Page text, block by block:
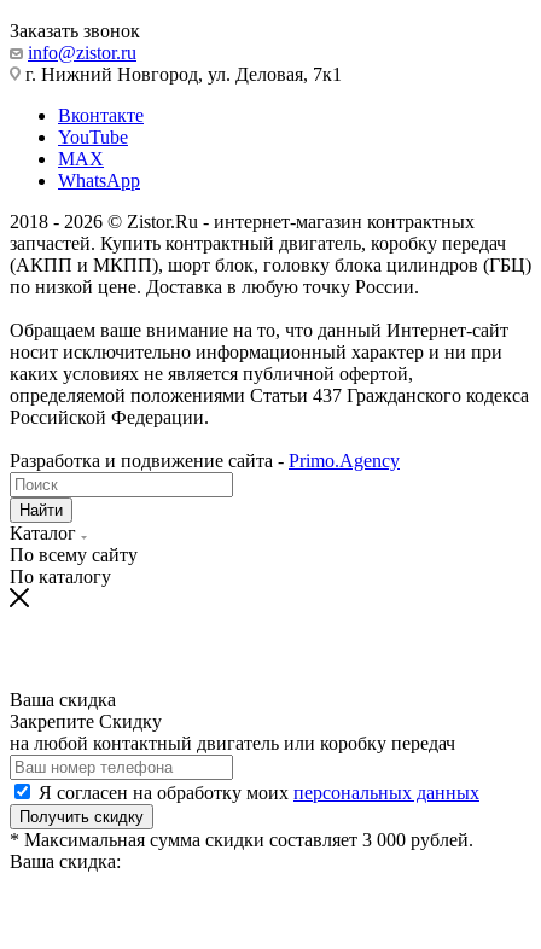
Заказать звонок
info@zistor.ru
г. Нижний Новгород, ул. Деловая, 7к1
Вконтакте
YouTube
MAX
WhatsApp
2018 - 2026 © Zistor.Ru - интернет-магазин контрактных
запчастей. Купить контрактный двигатель, коробку передач
(АКПП и МКПП), шорт блок, головку блока цилиндров (ГБЦ)
по низкой цене. Доставка в любую точку России.
Обращаем ваше внимание на то, что данный Интернет-сайт
носит исключительно информационный характер и ни при
каких условиях не является публичной офертой,
определяемой положениями Статьи 437 Гражданского кодекса
Российской Федерации.
Разработка и подвижение сайта - Primo.Agency
Найти
Каталог
По всему сайту
По каталогу
Ваша скидка
Закрепите Скидку
на любой контактный двигатель или коробку передач
Я согласен на обработку моих персональных данных
Получить скидку
* Максимальная сумма скидки составляет 3 000 рублей.
Ваша скидка: